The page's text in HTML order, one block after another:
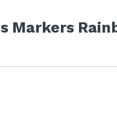
Markers